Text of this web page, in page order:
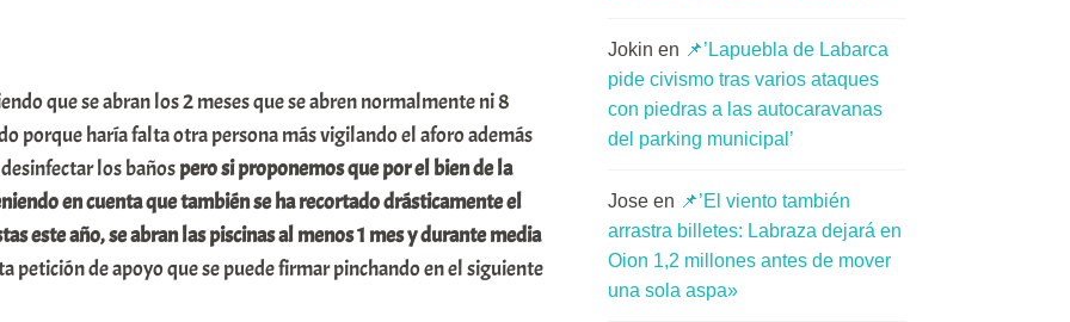
que se abran los 2 meses que se abren normalmente ni 8
porque haría falta otra persona más vigilando el aforo además
los bañospero si proponemos que por el bien de la
en cuenta que también se ha recortado drásticamente el
este año, se abran las piscinas al menos 1 mes y durante media
petición de apoyo que se puede firmar pinchando en el siguiente
Jokin en 📌’Lapuebla de Labarca
pide civismo tras varios ataques
con piedras a las autocaravanas
del parking municipal’
Jose en 📌’El viento también
arrastra billetes: Labraza dejará en
Oion 1,2 millones antes de mover
una sola aspa»